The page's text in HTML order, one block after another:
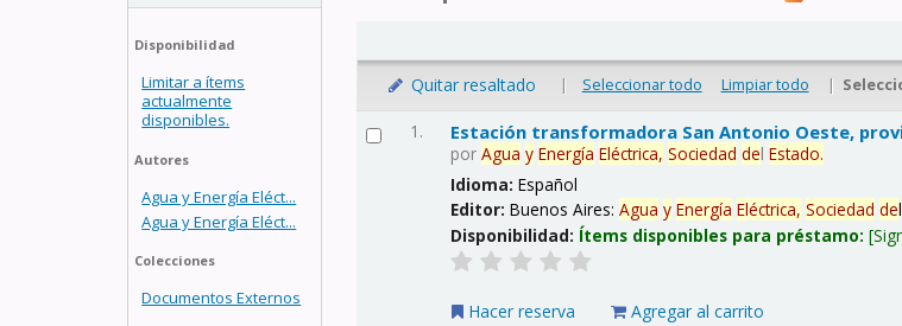
Disponibilidad
Limitar a ítems
actualmente
disponibles.
Autores
Agua y Energía Eléct...
Agua y Energía Eléct...
Colecciones
Documentos Externos
Quitar resaltado | Seleccionar todo Limpiar todo |
1. Estación transformadora San Antonio Oeste,
porAgua y Energía Eléctrica, Sociedad delEstado.
Idioma:Español
Editor:Buenos Aires:Agua y Energía Eléctrica, Sociedad de
Disponibilidad: Ítems disponibles para préstamo:
Hacer reserva Agregar al carrito